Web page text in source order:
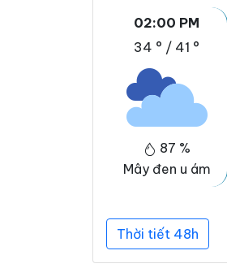
02:00 PM
34 ° / 41 °
87 %
Mây đen u ám
Thời tiết 48h